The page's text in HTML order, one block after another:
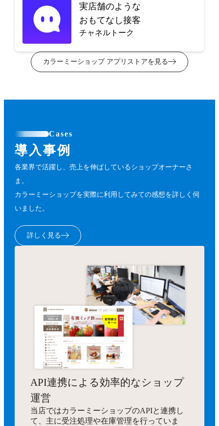
実店舗のような
おもてなし接客
チャネルトーク
カラーミーショップ アプリストアを見る
Cases
導入事例
各業界で活躍し、売上を伸ばしているショップオーナーさ
ま。
カラーミーショップを実際に利用してみての感想を詳しく伺
いました。
詳しく見る
API連携による効率的なショップ
運営
当店ではカラーミーショップのAPIと連携し
て、主に受注処理や在庫管理を行っていま